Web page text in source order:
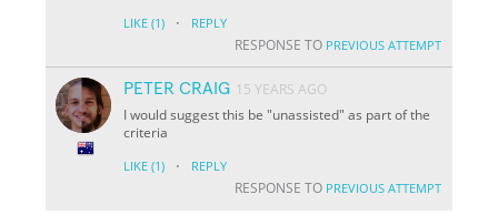
LIKE (1) · REPLY
RESPONSE TO PREVIOUS ATTEMPT
PETER CRAIG 15 YEARS AGO
I would suggest this be "unassisted" as part of the
criteria
LIKE (1) · REPLY
RESPONSE TO PREVIOUS ATTEMPT